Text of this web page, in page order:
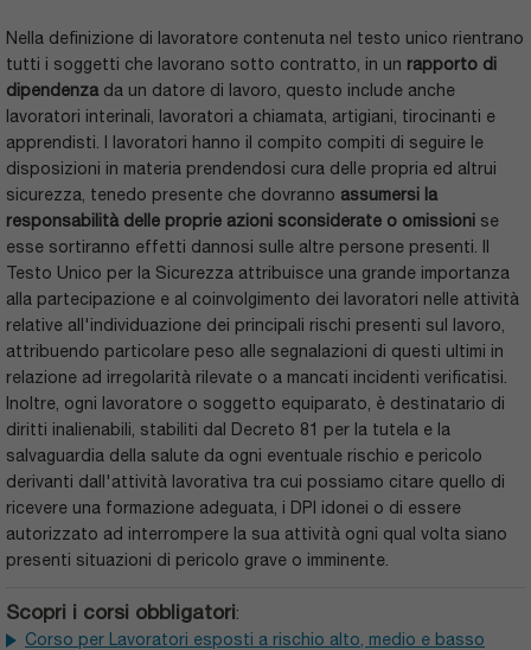
Nella definizione di lavoratore contenuta nel testo unico rientrano
tutti i soggetti che lavorano sotto contratto, in un rapporto di
dipendenzada un datore di lavoro, questo include anche
lavoratori interinali, lavoratori a chiamata, artigiani, tirocinanti e
apprendisti. I lavoratori hanno il compito compiti di seguire le
disposizioni in materia prendendosi cura delle propria ed altrui
sicurezza, tenedo presente che dovranno assumersi la
responsabilità delle proprie azioni sconsiderate o omissioni se
esse sortiranno effetti dannosi sulle altre persone presenti. Il
Testo Unico per la Sicurezza attribuisce una grande importanza
alla partecipazione e al coinvolgimento dei lavoratori nelle attività
relative all'individuazione dei principali rischi presenti sul lavoro,
attribuendo particolare peso alle segnalazioni di questi ultimi in
relazione ad irregolarità rilevate o a mancati incidenti verificatisi.
Inoltre, ogni lavoratore o soggetto equiparato, è destinatario di
diritti inalienabili, stabiliti dal Decreto 81 per la tutela e la
salvaguardia della salute da ogni eventuale rischio e pericolo
derivanti dall'attività lavorativa tra cui possiamo citare quello di
ricevere una formazione adeguata, i DPI idonei o di essere
autorizzato ad interrompere la sua attività ogni qual volta siano
presenti situazioni di pericolo grave o imminente.
Scopri i corsi obbligatori:
Corso per Lavoratori esposti a rischio alto, medio e basso